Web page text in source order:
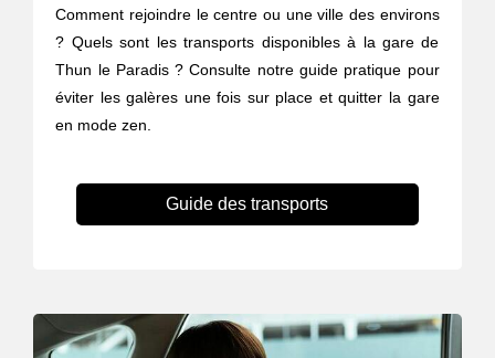
Comment rejoindre le centre ou une ville des environs
? Quels sont les transports disponibles à la gare de
Thun le Paradis ? Consulte notre guide pratique pour
éviter les galères une fois sur place et quitter la gare
en mode zen.
Guide des transports